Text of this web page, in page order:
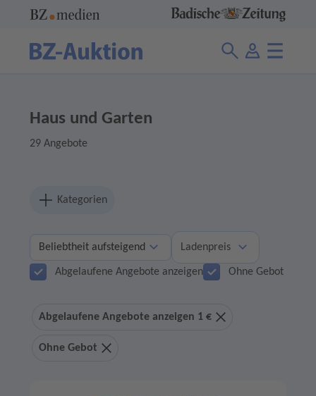
Haus und Garten
29 Angebote
Kategorien
Ladenpreis
Abgelaufene Angebote anzeigen Ohne Gebot
Abgelaufene Angebote anzeigen 1 €
Ohne Gebot